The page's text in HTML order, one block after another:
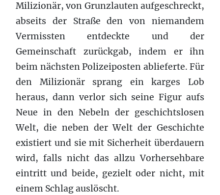
Milizionär, von Grunzlauten aufgeschreckt,
abseits der Straße den von niemandem
Vermissten entdeckte und der
Gemeinschaft zurückgab, indem er ihn
beim nächsten Polizeiposten ablieferte. Für
den Milizionär sprang ein karges Lob
heraus, dann verlor sich seine Figur aufs
Neue in den Nebeln der geschichtslosen
Welt, die neben der Welt der Geschichte
existiert und sie mit Sicherheit überdauern
wird, falls nicht das allzu Vorhersehbare
eintritt und beide, gezielt oder nicht, mit
einem Schlag auslöscht.